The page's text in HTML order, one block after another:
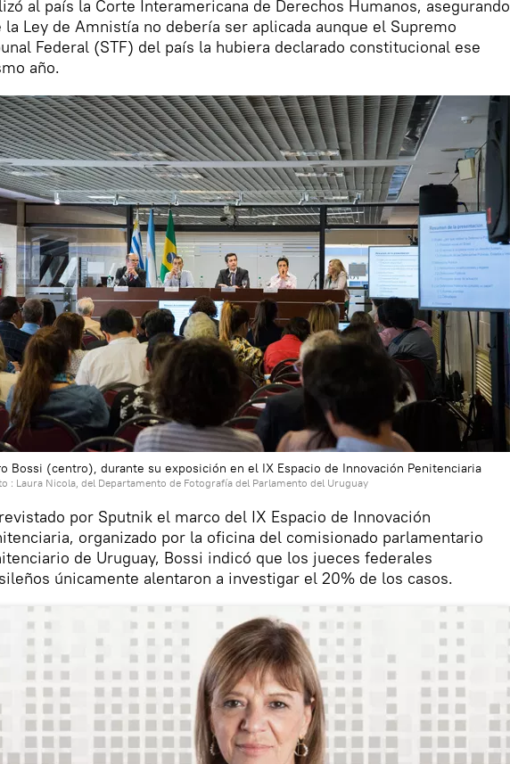
al país la Corte Interamericana de Derechos Humanos, asegurando
la Ley de Amnistía no debería ser aplicada aunque el Supremo
Federal (STF) del país la hubiera declarado constitucional ese
año.
Bossi (centro), durante su exposición en el IX Espacio de Innovación Penitenciaria
: Laura Nicola, del Departamento de Fotografía del Parlamento del Uruguay
por Sputnik el marco del IX Espacio de Innovación
organizado por la oficina del comisionado parlamentario
de Uruguay, Bossi indicó que los jueces federales
únicamente alentaron a investigar el 20% de los casos.